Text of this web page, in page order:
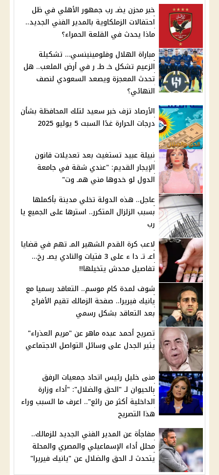
خبر محزن يضـ رب جمهور الأهلي في ظل
احتفالات الزملكاوية بالمدير الفني الجديد..
ماذا يحدث في القلعة الحمراء؟
مباراة الهلال وفلومينينسي… تشكيلة
الزعيم تشكل خـ طـ ر في أرض الملعب.. هل
تحدث المعجزة ويصعد السعودي لنصف
النهائي؟
الأرصاد تزف خبر سعيد لتلك المحافظة بشأن
درجات الحرارة غدًا السبت 5 يوليو 2025
نبيلة عبيد تستغيث بعد تعديلات قانون
الإيجار القديم: "عندي شقة في جامعة
الدول لو خدوها مني همـ وت"
عاجل.. هذه الدولة تخلي مدينة بأكملها
بسبب الزلزال المتكرر.. استرها على الجميع يا
رب
لاعب كرة القدم الشهير المـ تهم في قضايا
اعـ تـ دا ء على 3 فتيات والنادي يصـ رخ…
تفاصيل محدش يتخيلها!!
شوف لمدة كام موسم.. التعاقد رسميا مع
يانيك فيريرا.. صفحة الزمالك تقيم الأفراح
بعد التعاقد بشكل رسمي
تصريح أحمد عبده ماهر عن "مريم العذراء"
يثير الجدل على وسائل التواصل الاجتماعي
منى خليل رئيس اتحاد جمعيات الرفق
بالحيوان لـ "الحق والضلال": "أداء وزارة
الداخلية أكثر من رائع".. اعرف ما السبب وراء
هذا التصريح
مفاجأة عن المدير الفني الجديد للزمالك..
محلل أداء الإسماعيلي والمصري والمحلة
يتحدث لـ الحق والضلال عن "يانيك فيريرا"